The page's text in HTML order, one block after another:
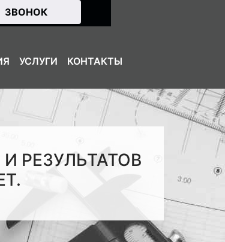
ЗВОНОК
УСЛУГИ КОНТАКТЫ
РЕЗУЛЬТАТОВ